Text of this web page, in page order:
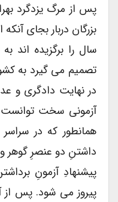
پس از مرگ یزدگرد
بزرگان دربار بجای
سال را برگزیده اند
تصمیم می گیرد به کشور
در نهایت دادگری و
آزمونی سخت توانست
همانطور که در
داشتنِ دو عنصرِ گوهر و
پیشنهادِ آزمونِ
پیروز می شود. پس از